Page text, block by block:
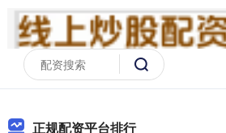
正规配资平台排行